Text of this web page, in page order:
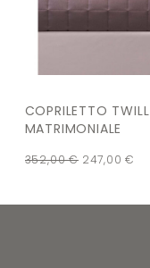
COPRILETTO TWILL
MATRIMONIALE
352,00€ 247,00€